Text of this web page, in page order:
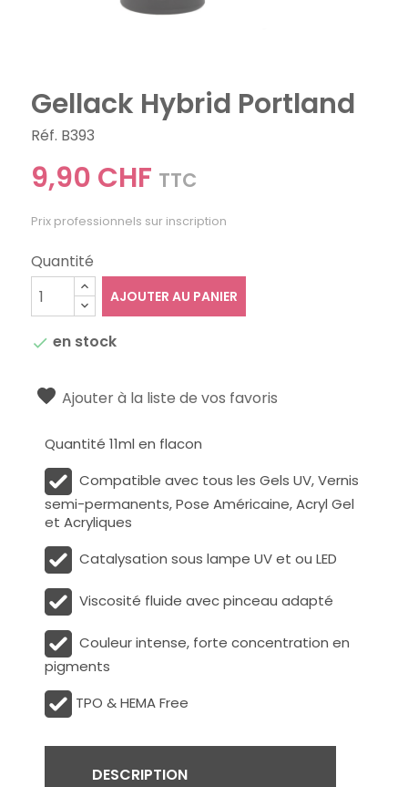
Gellack Hybrid Portland
Réf. B393
9,90 CHF TTC
Prix professionnels sur inscription
Quantité
AJOUTER AU PANIER
 en stock
Ajouter à la liste de vos favoris
Quantité 11ml en flacon
Compatible avec tous les Gels UV, Vernis
semi-permanents, Pose Américaine, Acryl Gel
et Acryliques
Catalysation sous lampe UV et ou LED
Viscosité fluide avec pinceau adapté
Couleur intense, forte concentration en
pigments
TPO & HEMA Free
DESCRIPTION